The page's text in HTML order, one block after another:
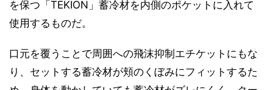
を保つ「TEKION」蓄冷材を内側のポケットに入れて
使用するものだ。
口元を覆うことで周囲への飛沫抑制エチケットにもな
り、セットする蓄冷材が頬のくぼみにフィットするた